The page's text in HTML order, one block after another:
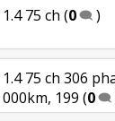
1.4 75 ch (0 )
1.4 75 ch 306
000km, 199 (0